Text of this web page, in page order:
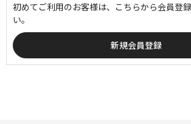
初めてご利用のお客様は、こちらから会員登
い。